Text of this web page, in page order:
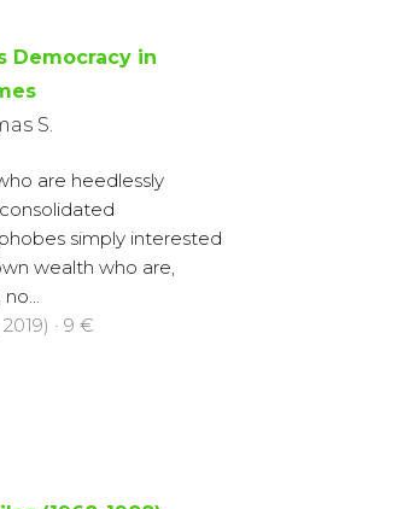
Democracy in
S.
are heedlessly
simply interested
wealth who are,
· 9 €